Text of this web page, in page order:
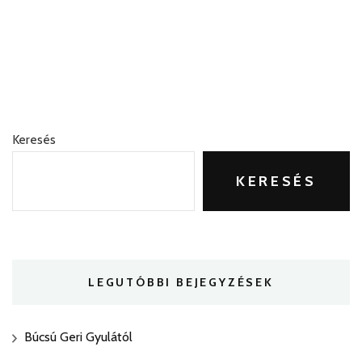
Keresés
KERESÉS
LEGUTÓBBI BEJEGYZÉSEK
Búcsú Geri Gyulától